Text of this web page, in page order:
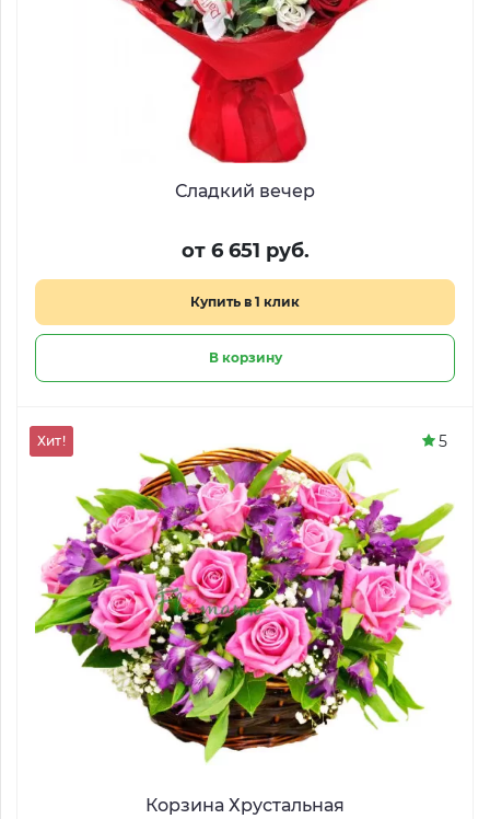
Сладкий вечер
от 6 651 руб.
Купить в 1 клик
В корзину
Корзина Хрустальная
Хит! 5